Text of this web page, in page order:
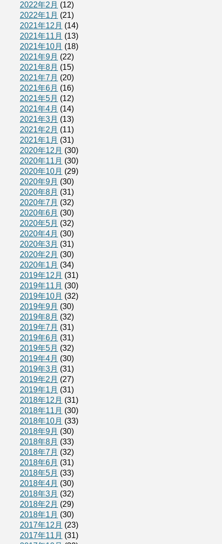
2022年2月 (12)
2022年1月 (21)
2021年12月 (14)
2021年11月 (13)
2021年10月 (18)
2021年9月 (22)
2021年8月 (15)
2021年7月 (20)
2021年6月 (16)
2021年5月 (12)
2021年4月 (14)
2021年3月 (13)
2021年2月 (11)
2021年1月 (31)
2020年12月 (30)
2020年11月 (30)
2020年10月 (29)
2020年9月 (30)
2020年8月 (31)
2020年7月 (32)
2020年6月 (30)
2020年5月 (32)
2020年4月 (30)
2020年3月 (31)
2020年2月 (30)
2020年1月 (34)
2019年12月 (31)
2019年11月 (30)
2019年10月 (32)
2019年9月 (30)
2019年8月 (32)
2019年7月 (31)
2019年6月 (31)
2019年5月 (32)
2019年4月 (30)
2019年3月 (31)
2019年2月 (27)
2019年1月 (31)
2018年12月 (31)
2018年11月 (30)
2018年10月 (33)
2018年9月 (30)
2018年8月 (33)
2018年7月 (32)
2018年6月 (31)
2018年5月 (33)
2018年4月 (30)
2018年3月 (32)
2018年2月 (29)
2018年1月 (30)
2017年12月 (23)
2017年11月 (31)